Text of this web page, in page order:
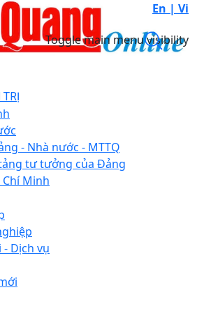
En | Vi
Toggle main menu visibility
- Nhà nước - MTTQ
tư tưởng của Đảng
Minh
Dịch vụ